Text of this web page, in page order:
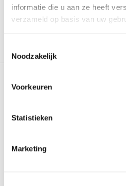
informatie die u aan ze heeft
verzameld op basis van uw
Noodzakelijk
Voorkeuren
Statistieken
Marketing
Art.nr.